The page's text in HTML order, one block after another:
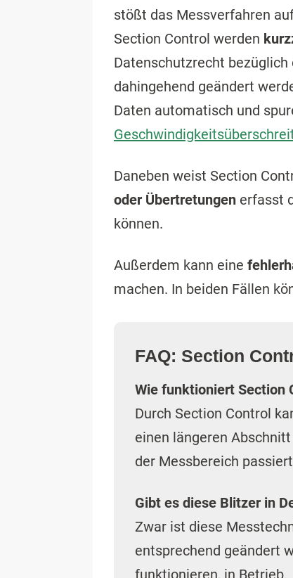
stößt das Messverfahren
Section Control werden
Datenschutzrecht bezüglich
dahingehend geändert
Daten automatisch und
Daneben weist Section
oder Übertretungen erfasst
können.
Außerdem kann eine
machen. In beiden Fällen
FAQ: Section
Wie funktioniert Section
Durch Section Control
einen längeren
der Messbereich
Gibt es diese Blitzer in
Zwar ist diese
entsprechend geändert
funktionieren, in Betrieb.